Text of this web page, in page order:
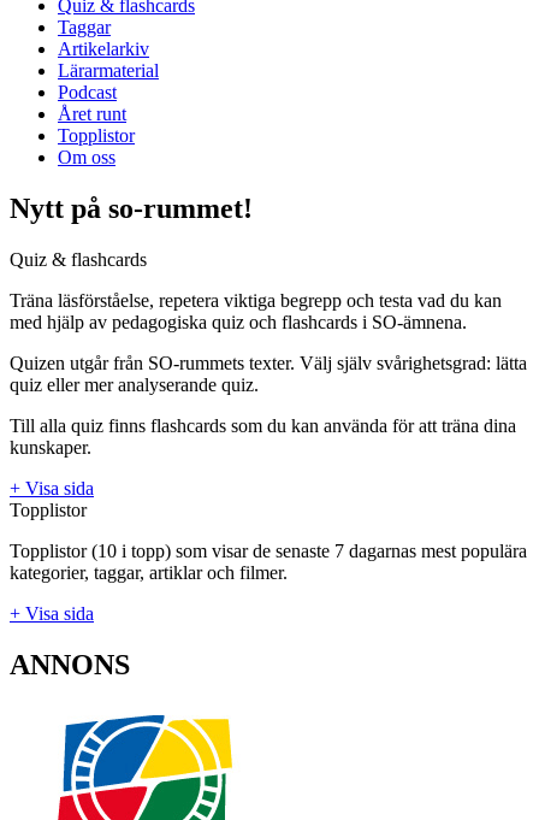
Quiz & flashcards
Taggar
Artikelarkiv
Lärarmaterial
Podcast
Året runt
Topplistor
Om oss
Nytt på so-rummet!
Quiz & flashcards
Träna läsförståelse, repetera viktiga begrepp och testa vad du kan
med hjälp av pedagogiska quiz och flashcards i SO-ämnena.
Quizen utgår från SO-rummets texter. Välj själv svårighetsgrad: lätta
quiz eller mer analyserande quiz.
Till alla quiz finns flashcards som du kan använda för att träna dina
kunskaper.
+ Visa sida
Topplistor
Topplistor (10 i topp) som visar de senaste 7 dagarnas mest populära
kategorier, taggar, artiklar och filmer.
+ Visa sida
ANNONS